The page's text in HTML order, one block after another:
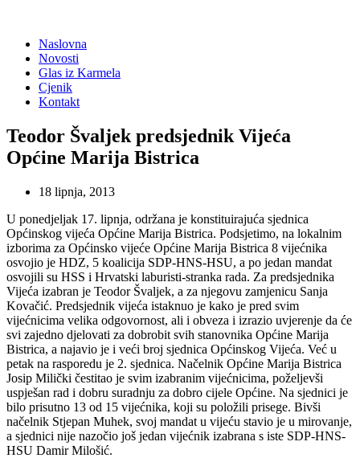
Naslovna
Novosti
Glas iz Karmela
Cjenik
Kontakt
Teodor Švaljek predsjednik Vijeća
Općine Marija Bistrica
18 lipnja, 2013
U ponedjeljak 17. lipnja, održana je konstituirajuća sjednica
Općinskog vijeća Općine Marija Bistrica. Podsjetimo, na lokalnim
izborima za Općinsko vijeće Općine Marija Bistrica 8 vijećnika
osvojio je HDZ, 5 koalicija SDP-HNS-HSU, a po jedan mandat
osvojili su HSS i Hrvatski laburisti-stranka rada. Za predsjednika
Vijeća izabran je Teodor Švaljek, a za njegovu zamjenicu Sanja
Kovačić. Predsjednik vijeća istaknuo je kako je pred svim
vijećnicima velika odgovornost, ali i obveza i izrazio uvjerenje da će
svi zajedno djelovati za dobrobit svih stanovnika Općine Marija
Bistrica, a najavio je i veći broj sjednica Općinskog Vijeća. Već u
petak na rasporedu je 2. sjednica. Načelnik Općine Marija Bistrica
Josip Milički čestitao je svim izabranim vijećnicima, poželjevši
uspješan rad i dobru suradnju za dobro cijele Općine. Na sjednici je
bilo prisutno 13 od 15 vijećnika, koji su položili prisege. Bivši
načelnik Stjepan Muhek, svoj mandat u vijeću stavio je u mirovanje,
a sjednici nije nazočio još jedan vijećnik izabrana s iste SDP-HNS-
HSU Damir Milošić.